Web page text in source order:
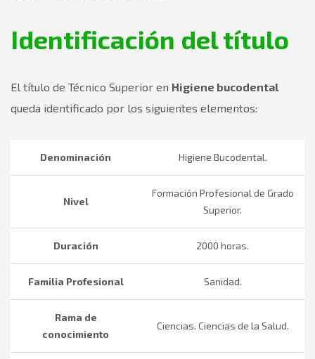
Identificación del título
El título de Técnico Superior en Higiene bucodental
queda identificado por los siguientes elementos:
Denominación Higiene Bucodental.
Nivel
Formación Profesional de Grado
Superior.
Duración 2000 horas.
Familia Profesional Sanidad.
Rama de
conocimiento
Ciencias. Ciencias de la Salud.